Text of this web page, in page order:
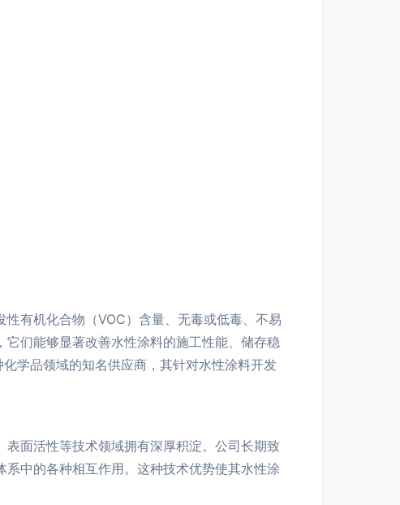
有机化合物（VOC）含量、无毒或低毒、不易
们能够显著改善水性涂料的施工性能、储存稳
学品领域的知名供应商，其针对水性涂料开发
面活性等技术领域拥有深厚积淀。公司长期致
中的各种相互作用。这种技术优势使其水性涂